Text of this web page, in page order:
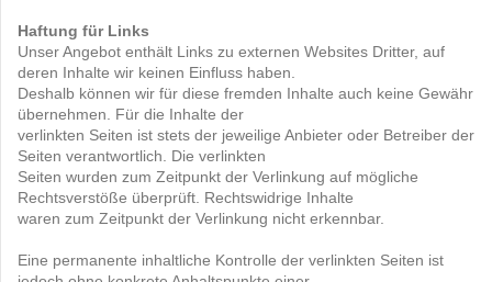
Haftung für Links
Unser Angebot enthält Links zu externen Websites Dritter, auf
deren Inhalte wir keinen Einfluss haben.
Deshalb können wir für diese fremden Inhalte auch keine Gewähr
übernehmen. Für die Inhalte der
verlinkten Seiten ist stets der jeweilige Anbieter oder Betreiber der
Seiten verantwortlich. Die verlinkten
Seiten wurden zum Zeitpunkt der Verlinkung auf mögliche
Rechtsverstöße überprüft. Rechtswidrige Inhalte
waren zum Zeitpunkt der Verlinkung nicht erkennbar.
Eine permanente inhaltliche Kontrolle der verlinkten Seiten ist